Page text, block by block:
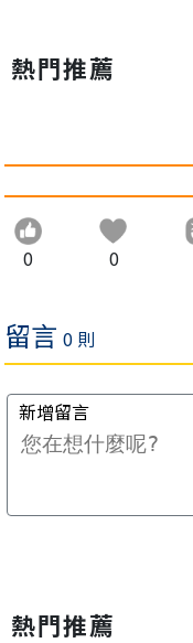
熱門推薦
0 0
熱門推薦